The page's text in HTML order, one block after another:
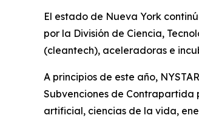
El estado de Nueva York
por la División de Ciencia,
(cleantech), aceleradoras e
A principios de este año,
Subvenciones de Contrapartida
artificial, ciencias de la vida,